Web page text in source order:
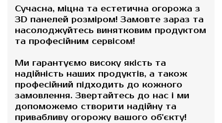
Сучасна, міцна та естетична огорожа з
3D панелей розміром! Замовте зараз та
насолоджуйтесь винятковим продуктом
та професійним сервісом!
Ми гарантуємо високу якість та
надійність наших продуктів, а також
професійний підходить до кожного
замовлення. Звертайтесь до нас і ми
допоможемо створити надійну та
привабливу огорожу вашого об'єкту!